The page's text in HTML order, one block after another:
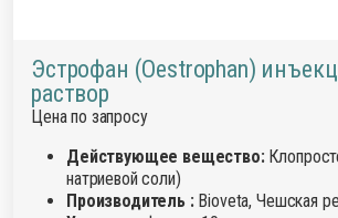
Эстрофан (Oestrophan)
раствор
Цена по запросу
Действующее вещество:
натриевой соли)
Производитель :Bioveta, Чешская